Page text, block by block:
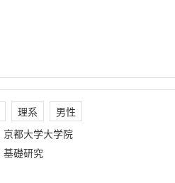
理系
男性
京都大学大学院
基礎研究